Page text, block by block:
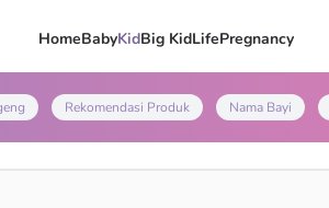
HomeBabyKidBig KidLifePregnancy
Rekomendasi Produk Nama Bayi